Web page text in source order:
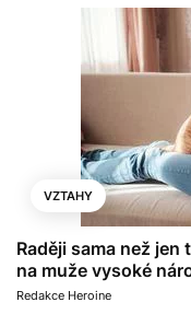
VZTAHY
Raději sama než
na muže vysoké
Redakce Heroine